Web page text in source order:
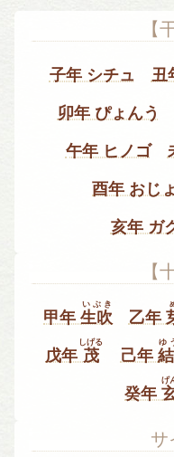
【
子年 シチュ 丑
卯年 ぴょんう
午年 ヒノゴ
酉年 おじ
亥年 ガ
【
甲年生吹
いぶき
乙年
戊年 茂
しげる
己年
ゆ
癸年
げ
サ